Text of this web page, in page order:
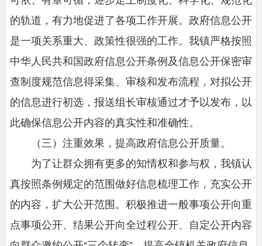
的轨道，有力地促进了各项工作开展。政府信息公开
是一项关系重大、政策性很强的工作。我镇严格按照
中华人民共和国政府信息公开条例及信息公开保密审
查制度规范信息得采集、审核和发布流程，对拟公开
的信息进行初选，报送组长审核通过才予以发布，以
此确保信息公开内容的真实性和准确性。
（三）注重效果，提高政府信息公开质量。
为了让群众拥有更多的知情权和参与权，我镇认
真按照条例规定的范围做好信息梳理工作，充实公开
的内容，扩大公开范围。积极推进一般事项公开向重
点事项公开、结果公开向全过程公开、自定公开内容